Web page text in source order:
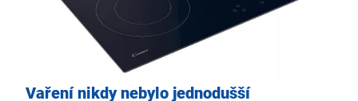
Vaření nikdy nebylo jednodušší